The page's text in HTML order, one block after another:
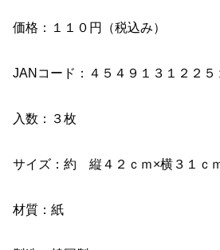
価格：１１０円（税込み）
JANコード：４５４９１３１２２５
入数：３枚
サイズ：約 縦４２ｃｍ×横３１ｃ
材質：紙